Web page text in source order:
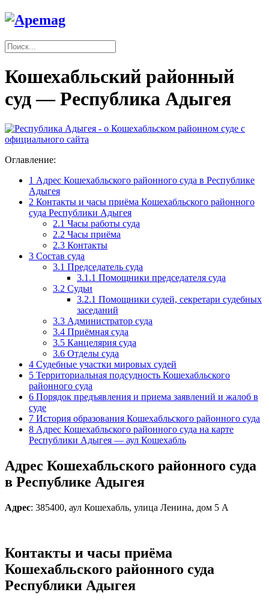
Кошехабльский районный
суд — Республика Адыгея
Оглавление:
1 Адрес Кошехабльского районного суда в Республике
Адыгея
2 Контакты и часы приёма Кошехабльского районного
суда Республики Адыгея
2.1 Часы работы суда
2.2 Часы приёма
2.3 Контакты
3 Состав суда
3.1 Председатель суда
3.1.1 Помощники председателя суда
3.2 Судьи
3.2.1 Помощники судей, секретари судебных
заседаний
3.3 Администратор суда
3.4 Приёмная суда
3.5 Канцелярия суда
3.6 Отделы суда
4 Судебные участки мировых судей
5 Территориальная подсудность Кошехабльского
районного суда
6 Порядок предъявления и приема заявлений и жалоб в
суде
7 История образования Кошехабльского районного суда
8 Адрес Кошехабльского районного суда на карте
Республики Адыгея — аул Кошехабль
Адрес Кошехабльского районного суда
в Республике Адыгея
Адрес: 385400, аул Кошехабль, улица Ленина, дом 5 А
Контакты и часы приёма
Кошехабльского районного суда
Республики Адыгея